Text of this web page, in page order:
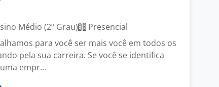
Médio (2º Grau)
Presencial
para você ser mais você em todos os
pela sua carreira. Se você se identifica
empr...